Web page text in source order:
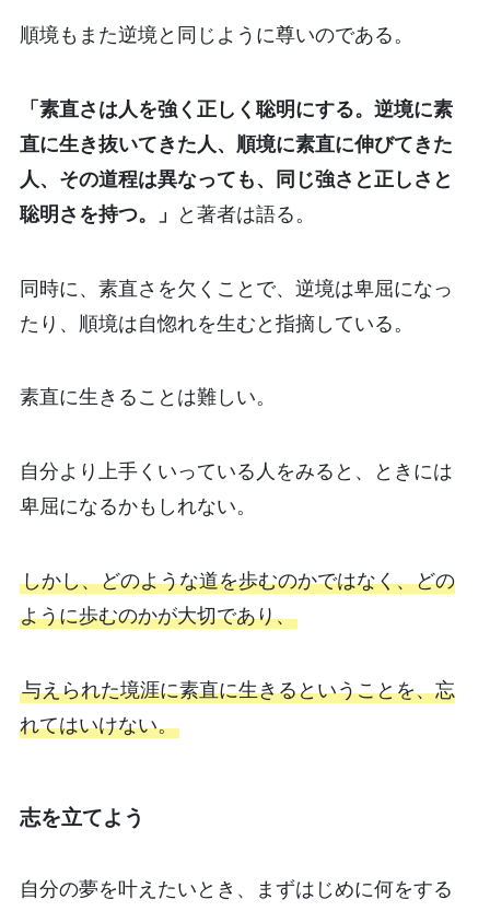
順境もまた逆境と同じように尊いのである。
「素直さは人を強く正しく聡明にする。逆境に素
直に生き抜いてきた人、順境に素直に伸びてきた
人、その道程は異なっても、同じ強さと正しさと
聡明さを持つ。」
と著者は語る。
同時に、素直さを欠くことで、逆境は卑屈になっ
たり、順境は自惚れを生むと指摘している。
素直に生きることは難しい。
自分より上手くいっている人をみると、ときには
卑屈になるかもしれない。
しかし、どのような道を歩むのかではなく、どの
ように歩むのかが大切であり、
与えられた境涯に素直に生きるということを、忘
れてはいけない。
志を立てよう
自分の夢を叶えたいとき、まずはじめに何をする